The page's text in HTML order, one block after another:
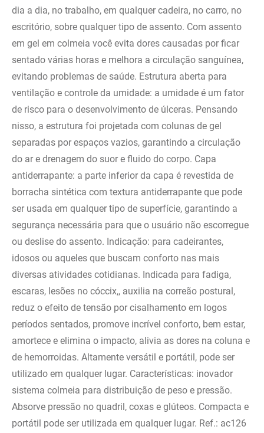
dia a dia, no trabalho, em qualquer cadeira, no carro, no
escritório, sobre qualquer tipo de assento. Com assento
em gel em colmeia você evita dores causadas por ficar
sentado várias horas e melhora a circulação sanguínea,
evitando problemas de saúde. Estrutura aberta para
ventilação e controle da umidade: a umidade é um fator
de risco para o desenvolvimento de úlceras. Pensando
nisso, a estrutura foi projetada com colunas de gel
separadas por espaços vazios, garantindo a circulação
do ar e drenagem do suor e fluido do corpo. Capa
antiderrapante: a parte inferior da capa é revestida de
borracha sintética com textura antiderrapante que pode
ser usada em qualquer tipo de superfície, garantindo a
segurança necessária para que o usuário não escorregue
ou deslise do assento. Indicação: para cadeirantes,
idosos ou aqueles que buscam conforto nas mais
diversas atividades cotidianas. Indicada para fadiga,
escaras, lesões no cóccix,, auxilia na correão postural,
reduz o efeito de tensão por cisalhamento em logos
períodos sentados, promove incrível conforto, bem estar,
amortece e elimina o impacto, alivia as dores na coluna e
de hemorroidas. Altamente versátil e portátil, pode ser
utilizado em qualquer lugar. Características: inovador
sistema colmeia para distribuição de peso e pressão.
Absorve pressão no quadril, coxas e glúteos. Compacta e
portátil pode ser utilizada em qualquer lugar. Ref.: ac126